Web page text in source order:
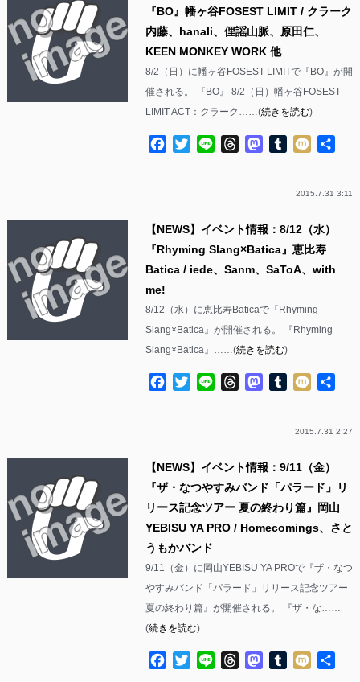
『BO』幡ヶ谷FOSEST LIMIT / クラーク
内藤、hanali、俚謡山脈、原田仁、
KEEN MONKEY WORK 他
8/2（日）に幡ヶ谷FOSEST LIMITで『BO』が開
催される。 『BO』 8/2（日）幡ヶ谷FOSEST
LIMIT ACT：クラーク……(続きを読む)
Facebook
TwitterLine ThreadsMastodon
Tumblr
Mixi
2015.7.31 3:11
【NEWS】イベント情報：8/12（水）
『Rhyming Slang×Batica』恵比寿
Batica / iede、Sanm、SaToA、with
me!
8/12（水）に恵比寿Baticaで『Rhyming
Slang×Batica』が開催される。 『Rhyming
Slang×Batica』……(続きを読む)
Facebook
TwitterLine ThreadsMastodon
Tumblr
Mixi
2015.7.31 2:27
【NEWS】イベント情報：9/11（金）
『ザ・なつやすみバンド「パラード」リ
リース記念ツアー 夏の終わり篇』岡山
YEBISU YA PRO / Homecomings、さと
うもかバンド
9/11（金）に岡山YEBISU YA PROで『ザ・なつ
やすみバンド「パラード」リリース記念ツアー
夏の終わり篇』が開催される。 『ザ・な……
(続きを読む)
Facebook
TwitterLine ThreadsMastodon
Tumblr
Mixi